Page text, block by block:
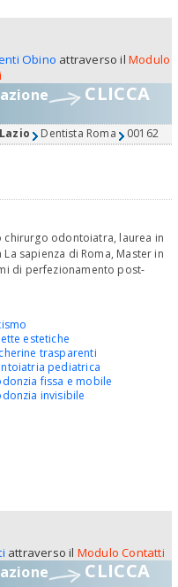
Obino attraverso ilModulo
CLICCA
Lazio Dentista Roma 00162
chirurgo odontoiatra, laurea in
sapienza di Roma, Master in
di perfezionamento post-
estetiche
trasparenti
pediatrica
fissa e mobile
invisibile
attraverso il Modulo Contatti
CLICCA